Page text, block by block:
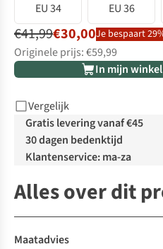
EU 34
EU 36
€41,99€30,00Je bespaart
Originele prijs: €59,99
In mijn
Vergelijk
Gratis levering vanaf €45
30 dagen bedenktijd
Klantenservice: ma-za
Alles over dit
Maatadvies